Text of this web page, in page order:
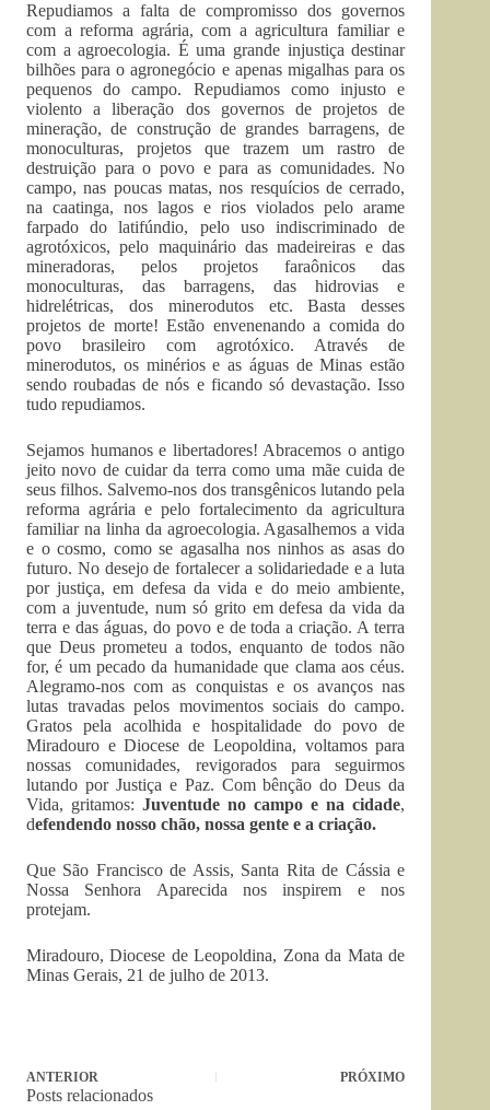
Repudiamos a falta de compromisso dos governos
com a reforma agrária, com a agricultura familiar e
com a agroecologia. É uma grande injustiça destinar
bilhões para o agronegócio e apenas migalhas para os
pequenos do campo. Repudiamos como injusto e
violento a liberação dos governos de projetos de
mineração, de construção de grandes barragens, de
monoculturas, projetos que trazem um rastro de
destruição para o povo e para as comunidades. No
campo, nas poucas matas, nos resquícios de cerrado,
na caatinga, nos lagos e rios violados pelo arame
farpado do latifúndio, pelo uso indiscriminado de
agrotóxicos, pelo maquinário das madeireiras e das
mineradoras, pelos projetos faraônicos das
monoculturas, das barragens, das hidrovias e
hidrelétricas, dos minerodutos etc. Basta desses
projetos de morte! Estão envenenando a comida do
povo brasileiro com agrotóxico. Através de
minerodutos, os minérios e as águas de Minas estão
sendo roubadas de nós e ficando só devastação. Isso
tudo repudiamos.
Sejamos humanos e libertadores! Abracemos o antigo
jeito novo de cuidar da terra como uma mãe cuida de
seus filhos. Salvemo-nos dos transgênicos lutando pela
reforma agrária e pelo fortalecimento da agricultura
familiar na linha da agroecologia. Agasalhemos a vida
e o cosmo, como se agasalha nos ninhos as asas do
futuro. No desejo de fortalecer a solidariedade e a luta
por justiça, em defesa da vida e do meio ambiente,
com a juventude, num só grito em defesa da vida da
terra e das águas, do povo e de toda a criação. A terra
que Deus prometeu a todos, enquanto de todos não
for, é um pecado da humanidade que clama aos céus.
Alegramo-nos com as conquistas e os avanços nas
lutas travadas pelos movimentos sociais do campo.
Gratos pela acolhida e hospitalidade do povo de
Miradouro e Diocese de Leopoldina, voltamos para
nossas comunidades, revigorados para seguirmos
lutando por Justiça e Paz. Com bênção do Deus da
Vida, gritamos:Juventude no campo e na cidade,
defendendo nosso chão, nossa gente e a criação.
Que São Francisco de Assis, Santa Rita de Cássia e
Nossa Senhora Aparecida nos inspirem e nos
protejam.
Miradouro, Diocese de Leopoldina, Zona da Mata de
Minas Gerais, 21 de julho de 2013.
ANTERIOR PRÓXIMO
Posts relacionados